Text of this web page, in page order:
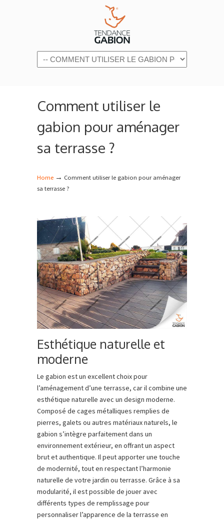
Navigation
Comment utiliser le
gabion pour aménager
sa terrasse ?
Home → Comment utiliser le gabion pour aménager
sa terrasse ?
Esthétique naturelle et
moderne
Le gabion est un excellent choix pour
l’aménagement d’une terrasse, car il combine une
esthétique naturelle avec un design moderne.
Composé de cages métalliques remplies de
pierres, galets ou autres matériaux naturels, le
gabion s’intègre parfaitement dans un
environnement extérieur, en offrant un aspect
brut et authentique. Il peut apporter une touche
de modernité, tout en respectant l’harmonie
naturelle de votre jardin ou terrasse. Grâce à sa
modularité, il est possible de jouer avec
différents types de remplissage pour
personnaliser l’apparence de la terrasse en